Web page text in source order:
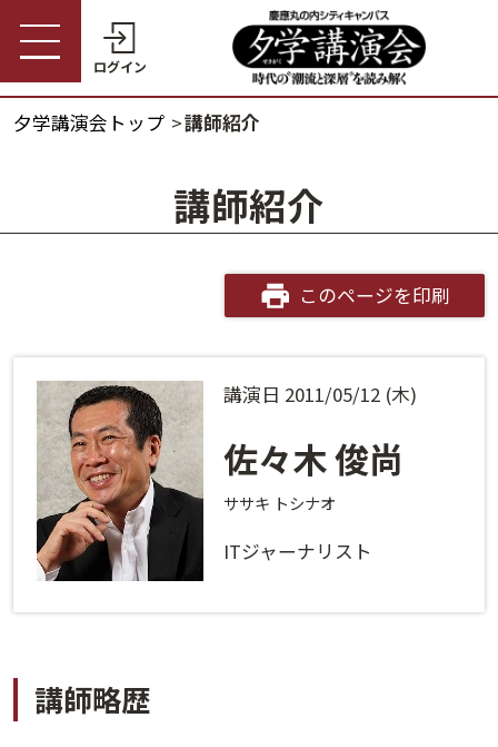
ログイン
パスワード
会員番号・パスワードをお忘れの方
ログインヘルプ
ログインする
プライバシーポリシー に同意の上ご利用ください。
夕学講演会トップ 講師紹介
講師紹介
このページを印刷
講演日 2011/05/12 (木)
佐々木 俊尚
ササキ トシナオ
ITジャーナリスト
講師略歴
夕学講演会とは
開催概要
受講料金・割引制度
活用方法